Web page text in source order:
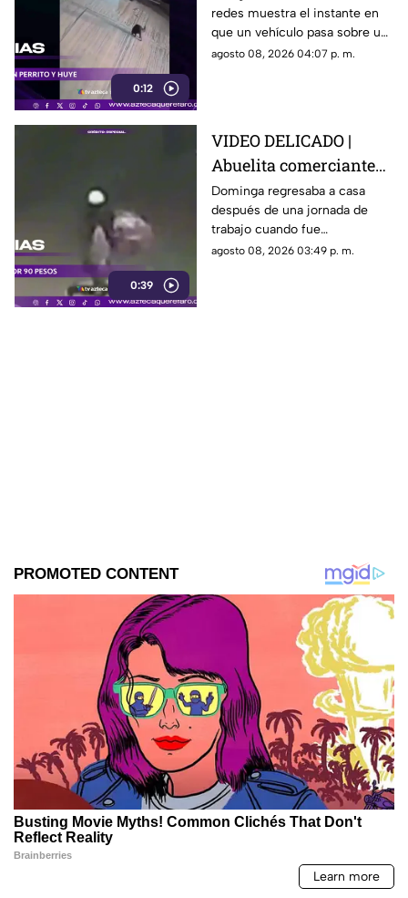
0:12
un perro y conductor
escapa
redes muestra el instante en
que un vehículo pasa sobre un
perro y continúa su camino sin
agosto 08, 2026 04:07 p. m.
0:39
VIDEO DELICADO |
Abuelita comerciante
es as3sin4da en Puebla
por 90 pesos
Dominga regresaba a casa
después de una jornada de
trabajo cuando fue
interceptada por un hombre
agosto 08, 2026 03:49 p. m.